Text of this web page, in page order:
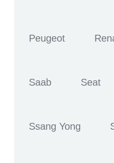
Peugeot
Saab Seat
Ssang Yong